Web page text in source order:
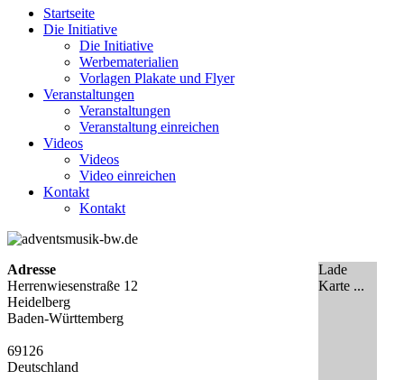
Startseite
Die Initiative
Die Initiative
Werbematerialien
Vorlagen Plakate und Flyer
Veranstaltungen
Veranstaltungen
Veranstaltung einreichen
Videos
Videos
Video einreichen
Kontakt
Kontakt
Lade
Karte ...
Adresse
Herrenwiesenstraße 12
Heidelberg
Baden-Württemberg
69126
Deutschland